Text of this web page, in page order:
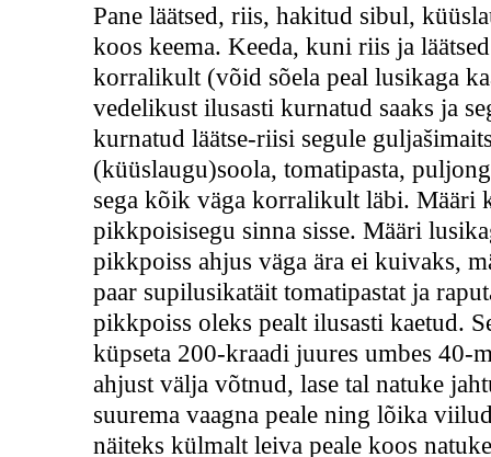
Pane läätsed, riis, hakitud sibul,
koos keema. Keeda, kuni riis ja
korralikult (võid sõela peal lusikaga
vedelikust ilusasti kurnatud saaks ja
kurnatud läätse-riisi segule
(küüslaugu)soola, tomatipasta,
sega kõik väga korralikult läbi. Määri
pikkpoisisegu sinna sisse. Määri
pikkpoiss ahjus väga ära ei kuivaks,
paar supilusikatäit tomatipastat ja
pikkpoiss oleks pealt ilusasti kaetud.
küpseta 200-kraadi juures umbes
ahjust välja võtnud, lase tal natuke
suurema vaagna peale ning lõika
näiteks külmalt leiva peale koos